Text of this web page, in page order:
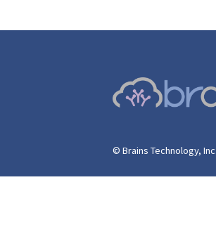
© Brains Technology,